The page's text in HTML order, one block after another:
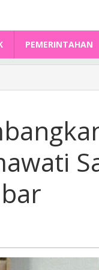
PEMERINTAHAN